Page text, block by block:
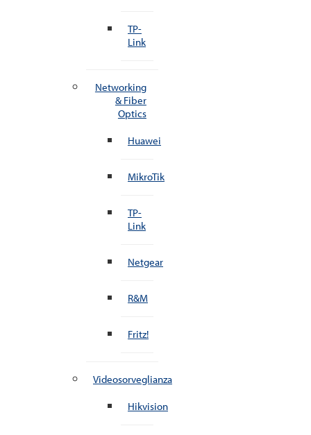
TP-
Link
Networking
& Fiber
Optics
Huawei
MikroTik
TP-
Link
Netgear
R&M
Fritz!
Videosorveglianza
Hikvision